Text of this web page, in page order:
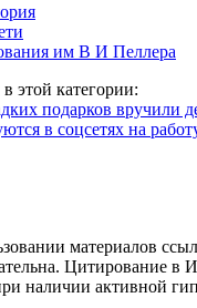
им В И Пеллера
этой категории:
подарков вручили
в соцсетях на
материалов
Цитирование в
наличии активной